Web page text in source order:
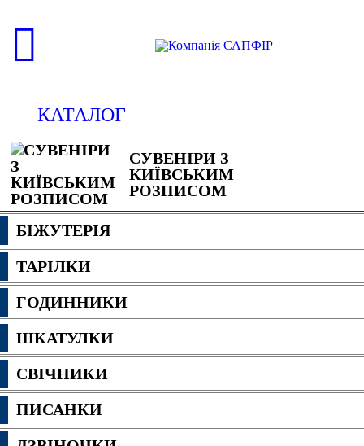
КАТАЛОГ
СУВЕНІРИ З
КИЇВСЬКИМ
РОЗПИСОМ
БІЖУТЕРІЯ
ТАРІЛКИ
ГОДИННИКИ
ШКАТУЛКИ
СВІЧНИКИ
ПИСАНКИ